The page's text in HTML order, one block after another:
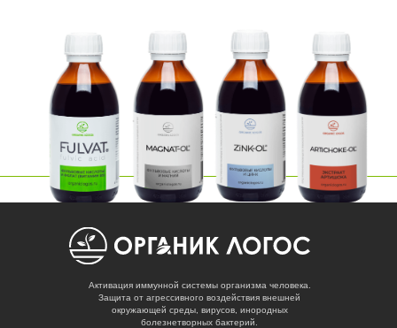
Активация иммунной системы организма человека.
Защита от агрессивного воздействия внешней
окружающей среды, вирусов, инородных
болезнетворных бактерий.